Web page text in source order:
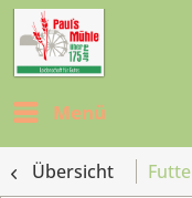
Menü
Übersicht